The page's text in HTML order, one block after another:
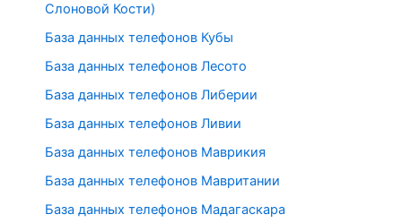
Слоновой Кости)
База данных телефонов Кубы
База данных телефонов Лесото
База данных телефонов Либерии
База данных телефонов Ливии
База данных телефонов Маврикия
База данных телефонов Мавритании
База данных телефонов Мадагаскара